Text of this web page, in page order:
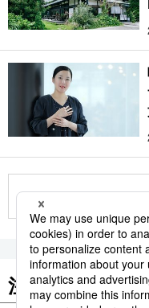
注目のキーワ